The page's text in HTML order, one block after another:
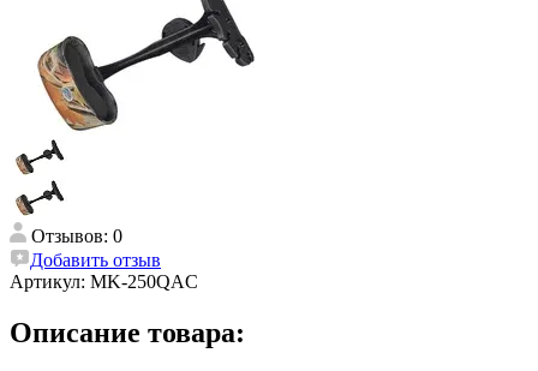
Отзывов: 0
Добавить отзыв
Артикул: MK-250QAC
Описание товара: